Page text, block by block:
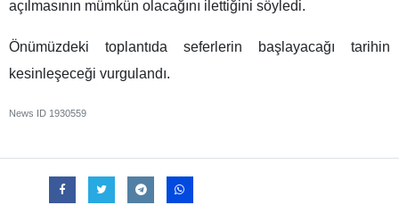
açılmasının mümkün olacağını ilettiğini söyledi.
Önümüzdeki toplantıda seferlerin başlayacağı tarihin
kesinleşeceği vurgulandı.
News ID 1930559